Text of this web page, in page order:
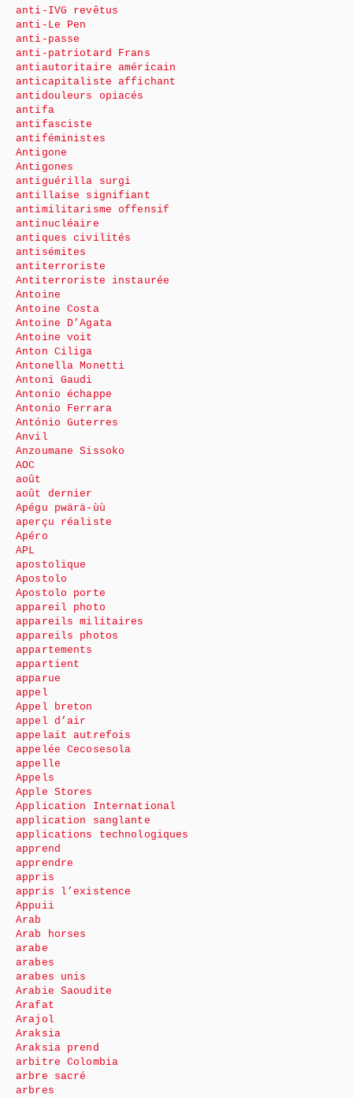
anti-IVG revêtus
anti-Le Pen
anti-passe
anti-patriotard Frans
antiautoritaire américain
anticapitaliste affichant
antidouleurs opiacés
antifa
antifasciste
antiféministes
Antigone
Antigones
antiguérilla surgi
antillaise signifiant
antimilitarisme offensif
antinucléaire
antiques civilités
antisémites
antiterroriste
Antiterroriste instaurée
Antoine
Antoine Costa
Antoine D’Agata
Antoine voit
Anton Ciliga
Antonella Monetti
Antoni Gaudi
Antonio échappe
Antonio Ferrara
António Guterres
Anvil
Anzoumane Sissoko
AOC
août
août dernier
Apégu pwärä-ùù
aperçu réaliste
Apéro
APL
apostolique
Apostolo
Apostolo porte
appareil photo
appareils militaires
appareils photos
appartements
appartient
apparue
appel
Appel breton
appel d’air
appelait autrefois
appelée Cecosesola
appelle
Appels
Apple Stores
Application International
application sanglante
applications technologiques
apprend
apprendre
appris
appris l’existence
Appuii
Arab
Arab horses
arabe
arabes
arabes unis
Arabie Saoudite
Arafat
Arajol
Araksia
Araksia prend
arbitre Colombia
arbre sacré
arbres